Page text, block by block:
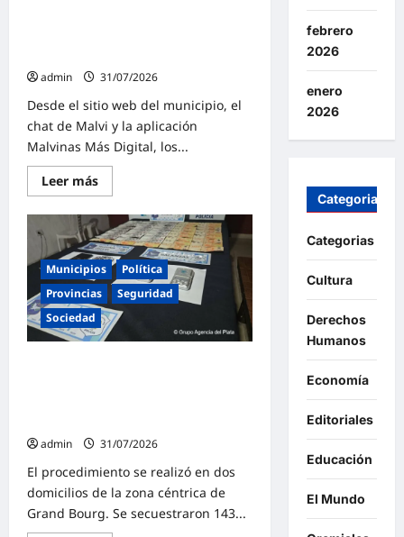
admin
31/07/2026
Desde el sitio web del municipio, el
chat de Malvi y la aplicación
Malvinas Más Digital, los...
Leer másLee
más
El
municipio
de
Malvinas
Argentinas
lanza
una
herramienta
para
habilitar
comercios
Municipios
Política
Provincias
Seguridad
Sociedad
admin
31/07/2026
El procedimiento se realizó en dos
domicilios de la zona céntrica de
Grand Bourg. Se secuestraron 143...
febrero
2026
enero
2026
Categorias
Categorias
Cultura
Derechos
Humanos
Economía
Editoriales
Educación
El Mundo